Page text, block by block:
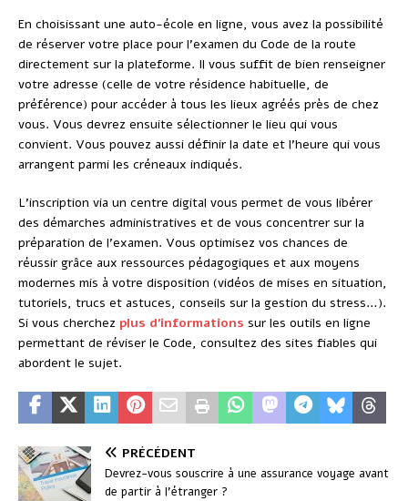
En choisissant une auto-école en ligne, vous avez la possibilité
de réserver votre place pour l’examen du Code de la route
directement sur la plateforme. Il vous suffit de bien renseigner
votre adresse (celle de votre résidence habituelle, de
préférence) pour accéder à tous les lieux agréés près de chez
vous. Vous devrez ensuite sélectionner le lieu qui vous
convient. Vous pouvez aussi définir la date et l’heure qui vous
arrangent parmi les créneaux indiqués.
L’inscription via un centre digital vous permet de vous libérer
des démarches administratives et de vous concentrer sur la
préparation de l’examen. Vous optimisez vos chances de
réussir grâce aux ressources pédagogiques et aux moyens
modernes mis à votre disposition (vidéos de mises en situation,
tutoriels, trucs et astuces, conseils sur la gestion du stress…).
Si vous cherchez plus d’informations sur les outils en ligne
permettant de réviser le Code, consultez des sites fiables qui
abordent le sujet.
PRÉCÉDENT
Devrez-vous souscrire à une assurance voyage avant
de partir à l’étranger ?